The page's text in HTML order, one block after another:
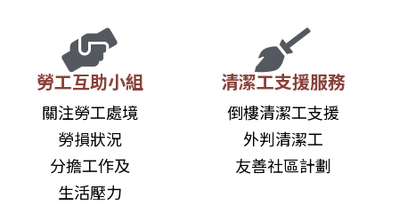
勞工互助小組
關注勞工處境
勞損狀況
分擔工作及
生活壓力
清潔工支援服務
倒樓清潔工支援
外判清潔工
友善社區計劃